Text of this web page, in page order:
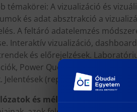
témakörei: A vizualizáció és
és adat absztrakció a
A feltáró adatelemzés
Interaktív vizualizáció,
és előrejelzések.
Power Query, adatmodell.
Jelentések (report), irányítópultok
és mélytanulás (heti 2